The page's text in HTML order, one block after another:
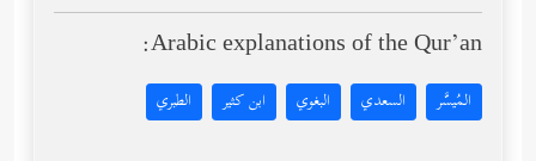
Arabic explanations of the Qur’an:
المُيسَّر السعدي البغوي ابن كثير الطبري